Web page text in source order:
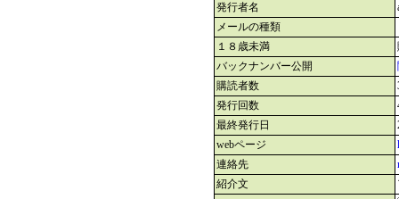
発行者名
メールの種類
１８歳未満
バックナンバー公開
購読者数
発行回数
最終発行日
webページ
連絡先
紹介文